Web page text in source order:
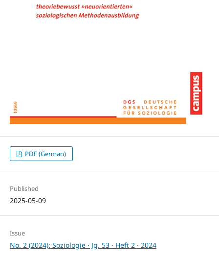
PDF (German)
Published
2025-05-09
Issue
No. 2 (2024): Soziologie · Jg. 53 · Heft 2 · 2024